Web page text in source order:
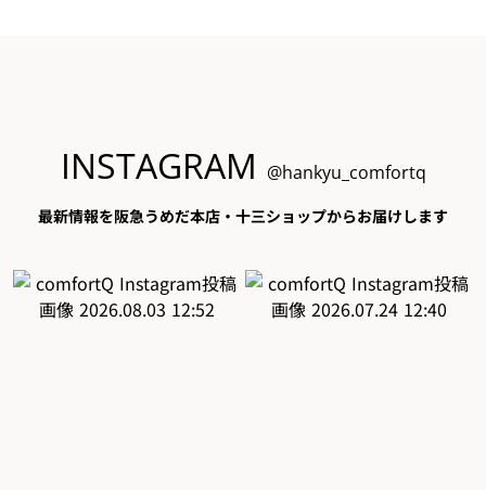
INSTAGRAM @hankyu_comfortq
最新情報を阪急うめだ本店・十三ショップからお届けします